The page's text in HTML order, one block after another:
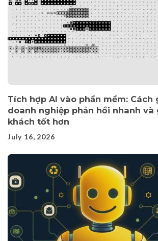
Tích hợp AI vào phần mềm: Cách
doanh nghiệp phản hồi nhanh và
khách tốt hơn
July 16, 2026